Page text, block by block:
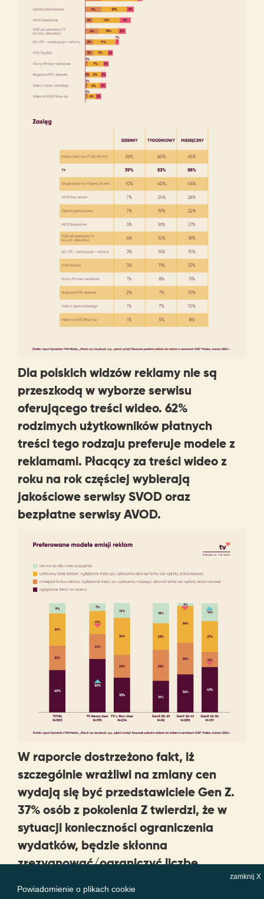
Dla polskich widzów reklamy nie są
przeszkodą w wyborze serwisu
oferującego treści wideo. 62%
rodzimych użytkowników płatnych
treści tego rodzaju preferuje modele z
reklamami. Płacący za treści wideo z
roku na rok częściej wybierają
jakościowe serwisy SVOD oraz
bezpłatne serwisy AVOD.
W raporcie dostrzeżono fakt, iż
szczególnie wrażliwi na zmiany cen
wydają się być przedstawiciele Gen Z.
37% osób z pokolenia Z twierdzi, że w
sytuacji konieczności ograniczenia
wydatków, będzie skłonna
zrezygnować/ograniczyć liczbę
zamknij X
Powiadomienie o plikach cookie